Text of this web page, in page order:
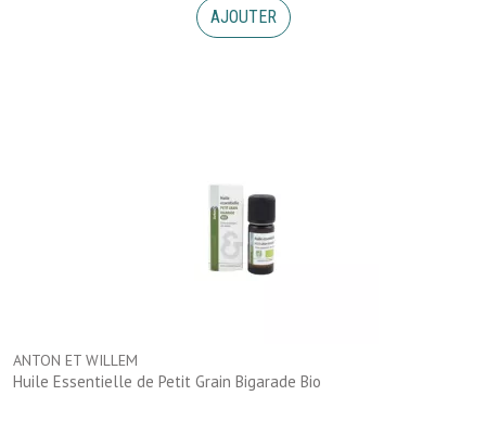
AJOUTER
ANTON ET WILLEM
Huile Essentielle de Petit Grain Bigarade Bio